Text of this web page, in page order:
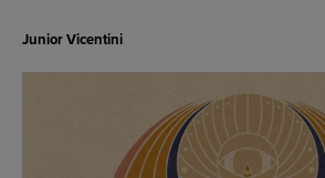
Junior Vicentini